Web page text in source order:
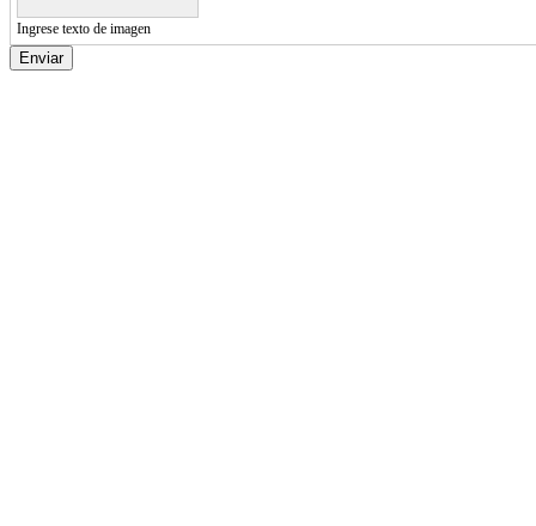
Ingrese texto de imagen